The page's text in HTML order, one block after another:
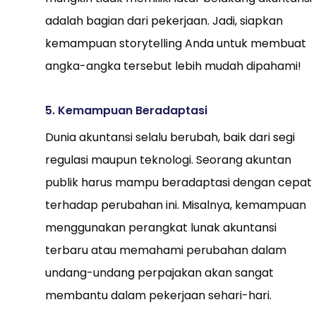
adalah bagian dari pekerjaan. Jadi, siapkan
kemampuan storytelling Anda untuk membuat
angka-angka tersebut lebih mudah dipahami!
5. Kemampuan Beradaptasi
Dunia akuntansi selalu berubah, baik dari segi
regulasi maupun teknologi. Seorang akuntan
publik harus mampu beradaptasi dengan cepat
terhadap perubahan ini. Misalnya, kemampuan
menggunakan perangkat lunak akuntansi
terbaru atau memahami perubahan dalam
undang-undang perpajakan akan sangat
membantu dalam pekerjaan sehari-hari.